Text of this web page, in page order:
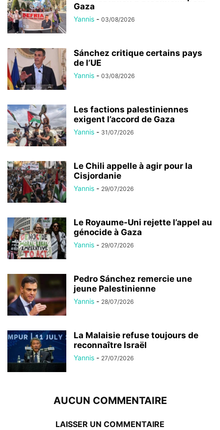
Gaza
Yannis - 03/08/2026
Sánchez critique certains pays
de l’UE
Yannis - 03/08/2026
Les factions palestiniennes
exigent l’accord de Gaza
Yannis - 31/07/2026
Le Chili appelle à agir pour la
Cisjordanie
Yannis - 29/07/2026
Le Royaume-Uni rejette l’appel au
génocide à Gaza
Yannis - 29/07/2026
Pedro Sánchez remercie une
jeune Palestinienne
Yannis - 28/07/2026
La Malaisie refuse toujours de
reconnaître Israël
Yannis - 27/07/2026
AUCUN COMMENTAIRE
LAISSER UN COMMENTAIRE